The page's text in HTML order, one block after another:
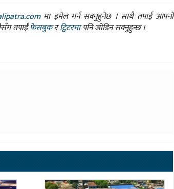
मा इमेल गर्न सक्नुहुनेछ । साथै तपाई आफ्नो
तपाईंफेसबुकरट्विटरमापनि जोडिन सक्नुहुन्छ ।